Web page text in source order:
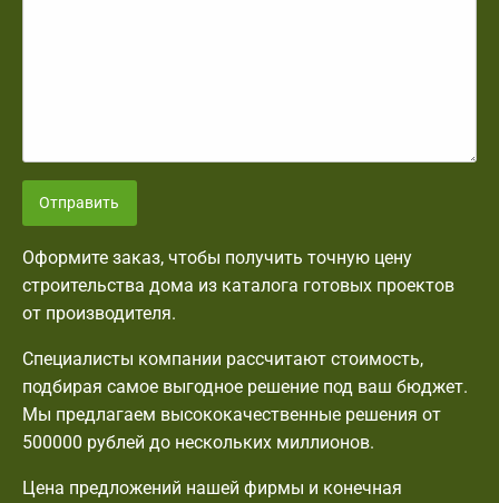
Отправить
Оформите заказ, чтобы получить точную цену
строительства дома из каталога готовых проектов
от производителя.
Специалисты компании рассчитают стоимость,
подбирая самое выгодное решение под ваш бюджет.
Мы предлагаем высококачественные решения от
500000 рублей до нескольких миллионов.
Цена предложений нашей фирмы и конечная